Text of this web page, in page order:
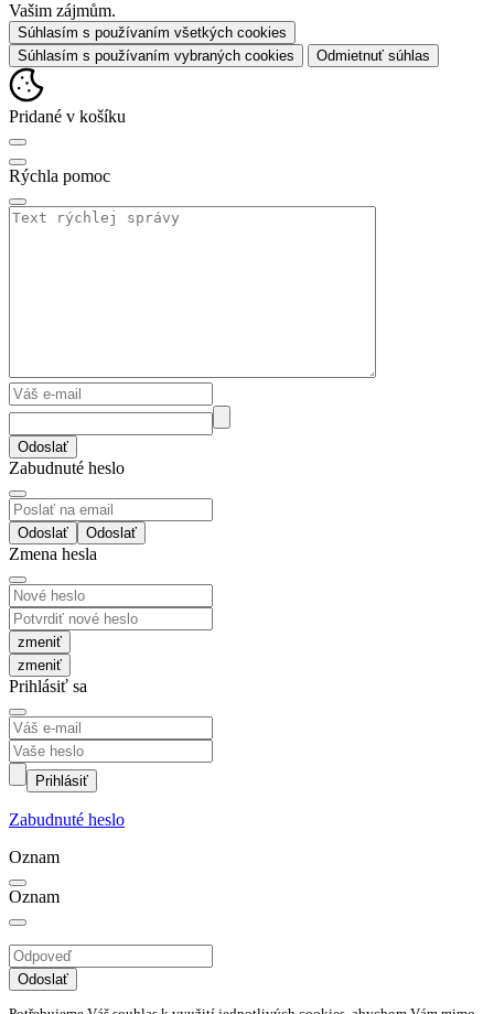
Vašim zájmům.
Súhlasím s používaním všetkých cookies
Súhlasím s používaním vybraných cookies
Odmietnuť súhlas
Pridané v košíku
Rýchla pomoc
Odoslať
Zabudnuté heslo
Odoslať
Zmena hesla
zmeniť
Prihlásiť sa
Prihlásiť
Zabudnuté heslo
Oznam
Oznam
Odoslať